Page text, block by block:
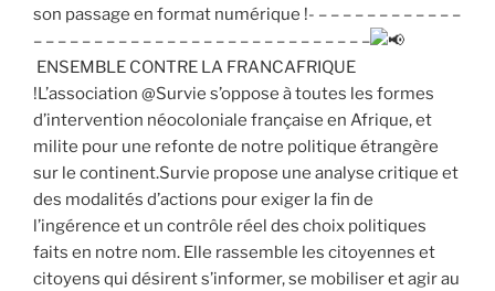
son passage en format numérique !- – – – – – – – – – – – –
– – – – – – – – – – – – – – – – – – – – – – – – – – – –
ENSEMBLE CONTRE LA FRANCAFRIQUE
!L’association @Survie s’oppose à toutes les formes
d’intervention néocoloniale française en Afrique, et
milite pour une refonte de notre politique étrangère
sur le continent.Survie propose une analyse critique et
des modalités d’actions pour exiger la fin de
l’ingérence et un contrôle réel des choix politiques
faits en notre nom. Elle rassemble les citoyennes et
citoyens qui désirent s’informer, se mobiliser et agir au